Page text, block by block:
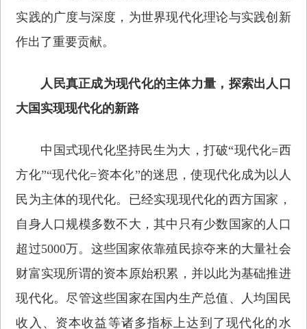
实践的广度与深度，为世界现代化理论与实践创新
作出了重要贡献。
人民真正成为现代化的主体力量，探索出人口
大国实现现代化的新路
中国式现代化坚持民生为大，打破“现代化=西
方化”“现代化=资本化”的迷思，使现代化成为以人
民为主体的现代化。已经实现现代化的西方国家，
自身人口规模多数不大，其中只有少数国家的人口
超过5000万。这些国家依靠殖民掠夺来的大量社会
财富实现所谓的资本原始积累，并以此为基础推进
现代化。尽管这些国家在国内生产总值、人均国民
收入、资本收益等诸多指标上达到了现代化的水